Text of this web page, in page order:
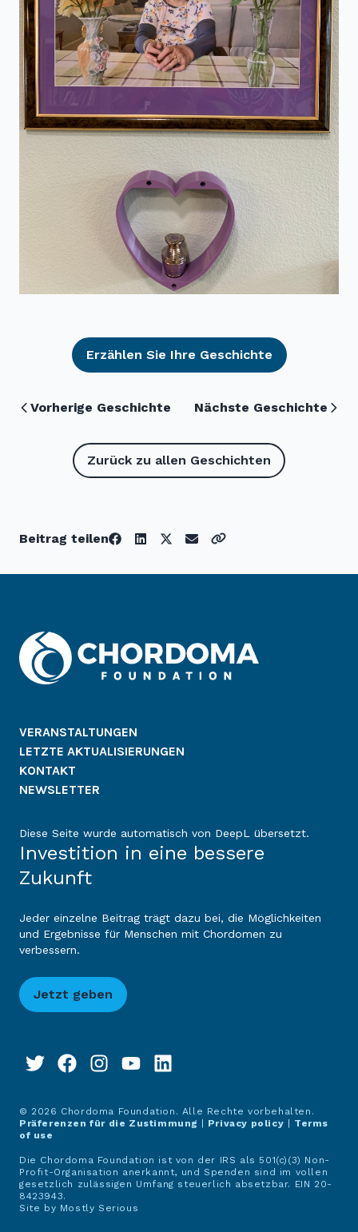
Erzählen Sie Ihre Geschichte
Vorherige Geschichte Nächste Geschichte
Zurück zu allen Geschichten
Beitrag teilen
VERANSTALTUNGEN
LETZTE AKTUALISIERUNGEN
KONTAKT
NEWSLETTER
Diese Seite wurde automatisch von DeepL übersetzt.
Investition in eine bessere
Zukunft
Jeder einzelne Beitrag trägt dazu bei, die Möglichkeiten
und Ergebnisse für Menschen mit Chordomen zu
verbessern.
Jetzt geben
© 2026 Chordoma Foundation. Alle Rechte vorbehalten.
Präferenzen für die Zustimmung | Privacy policy | Terms
of use
Die Chordoma Foundation ist von der IRS als 501(c)(3) Non-
Profit-Organisation anerkannt, und Spenden sind im vollen
gesetzlich zulässigen Umfang steuerlich absetzbar. EIN 20-
8423943.
Site by Mostly Serious